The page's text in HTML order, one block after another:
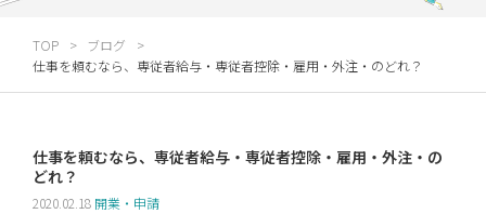
TOP
ブログ
仕事を頼むなら、専従者給与・専従者控除・雇用・外注・のどれ？
仕事を頼むなら、専従者給与・専従者控除・雇用・外注・の
どれ？
2020.02.18 開業・申請